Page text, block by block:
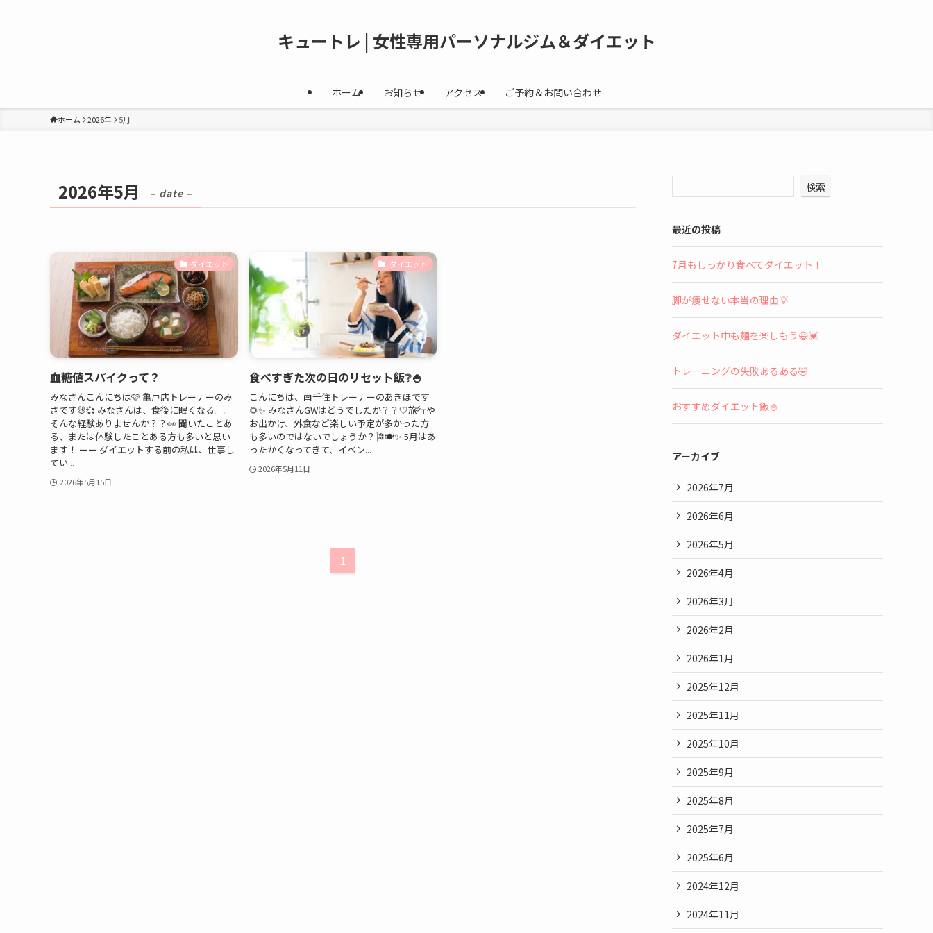
キュートレ | 女性専用パーソナルジム＆ダイエット
ホーム お知らせ アクセス ご予約＆お問い合わせ
ホーム 2026年 5月
2026年5月 – date –
ダイエット
血糖値スパイクって？
みなさんこんにちは🩷 亀戸店トレーナーのみ
さです🐰💞 みなさんは、食後に眠くなる。。
そんな経験ありませんか？？👀 聞いたことあ
る、または体験したことある方も多いと思い
ます！ ーー ダイエットする前の私は、仕事し
てい...
2026年5月15日
ダイエット
食べすぎた次の日のリセット飯❔🍚
こんにちは、南千住トレーナーのあきほです
🌻✨ みなさんGWはどうでしたか？？🤍旅行や
お出かけ、外食など楽しい予定が多かった方
も多いのではないでしょうか？🎏🍽️✨ 5月はあ
ったかくなってきて、イベン...
2026年5月11日
1
検索
最近の投稿
7月もしっかり食べてダイエット！
脚が痩せない本当の理由💡
ダイエット中も麺を楽しもう😆💓
トレーニングの失敗あるある🤣
おすすめダイエット飯🍚
アーカイブ
2026年7月
2026年6月
2026年5月
2026年4月
2026年3月
2026年2月
2026年1月
2025年12月
2025年11月
2025年10月
2025年9月
2025年8月
2025年7月
2025年6月
2024年12月
2024年11月